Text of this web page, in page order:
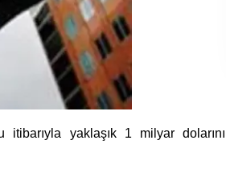
yaklaşık 1 milyar dolarını